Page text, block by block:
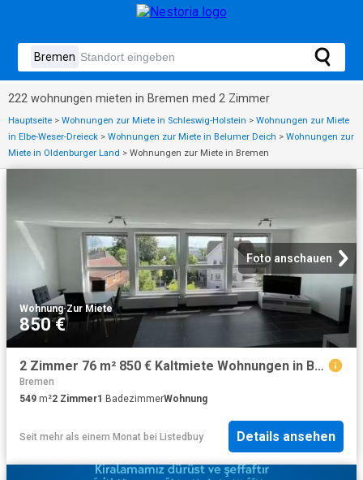
222 wohnungen mieten in Bremen med 2 Zimmer
Hauptseite > Wohnungen zur Miete in Schleswig-Holstein > Wohnungen zur Miete
in Elbe-Weser-Dreieck > Wohnungen zur Miete in Belumer Deich > Wohnungen zur
Miete in Oldenburger Land > Wohnungen zur Miete in Bremen
Foto anschauen
Wohnung·Zur Miete
850 €
2 Zimmer 76 m² 850 € Kaltmiete Wohnungen in Bremen
Bremen
549 m²2 Zimmer1 BadezimmerWohnung
Seit mehr als einem Monat bei Listedbuy Details ansehen